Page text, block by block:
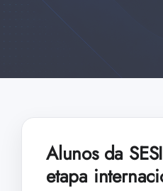
Alunos da
etapa